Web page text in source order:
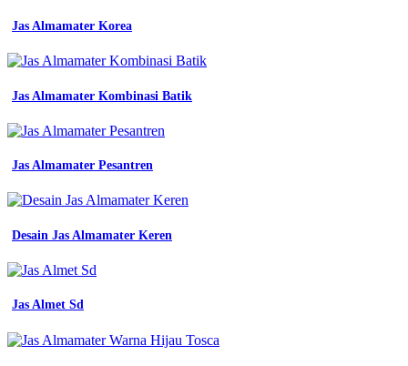
proyek
kota
medan
link
jual
seragam
terbaru
aturan
seragam
brainly
printing
depok
dan
harga
Jas Almamater Korea
Jas Almamater Kombinasi Batik
Jas Almamater Pesantren
Desain Jas Almamater Keren
Jas Almet Sd